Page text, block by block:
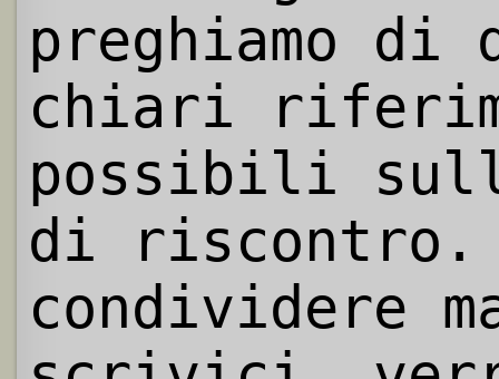
preghiamo
chiari
possibili
di riscontro.
condividere